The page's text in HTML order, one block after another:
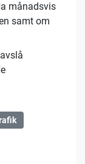
månadsvis
samt om